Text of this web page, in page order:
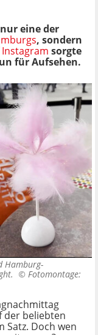
eine der
, sondern
Instagram sorgte
für Aufsehen.
Hamburg-
© Fotomontage:
der beliebten
Satz. Doch wen